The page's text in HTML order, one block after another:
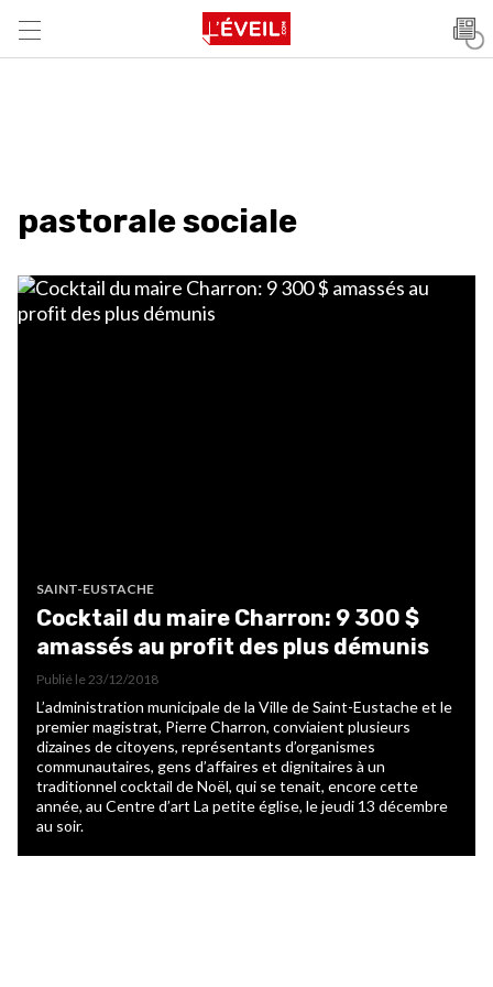
pastorale sociale
SAINT-EUSTACHE
Cocktail du maire Charron: 9 300 $
amassés au profit des plus démunis
Publié le23/12/2018
L’administration municipale de la Ville de Saint-Eustache et le
premier magistrat, Pierre Charron, conviaient plusieurs
dizaines de citoyens, représentants d’organismes
communautaires, gens d’affaires et dignitaires à un
traditionnel cocktail de Noël, qui se tenait, encore cette
année, au Centre d’art La petite église, le jeudi 13 décembre
au soir.